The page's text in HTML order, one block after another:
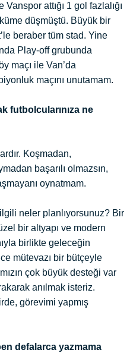
attığı 1 gol fazlalığı
düşmüştü. Büyük bir
beraber tüm stad. Yine
Play-off grubunda
maçı ile Van’da
maçını unutamam.
futbolcularınıza ne
Koşmadan,
başarılı olmazsın,
oynatmam.
neler planlıyorsunuz? Bir
bir altyapı ve modern
birlikte geleceğin
mütevazı bir bütçeyle
çok büyük desteği var
anılmak isteriz.
görevimi yapmış
defalarca yazmama